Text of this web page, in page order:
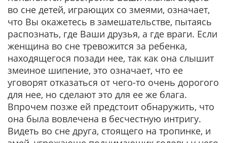
во сне детей, играющих со змеями, означает,
что Вы окажетесь в замешательстве, пытаясь
распознать, где Ваши друзья, а где враги. Если
женщина во сне тревожится за ребенка,
находящегося позади нее, так как она слышит
змеиное шипение, это означает, что ее
уговорят отказаться от чего-то очень дорогого
для нее, но сделают это для ее же блага.
Впрочем позже ей предстоит обнаружить, что
она была вовлечена в бесчестную интригу.
Видеть во сне друга, стоящего на тропинке, и